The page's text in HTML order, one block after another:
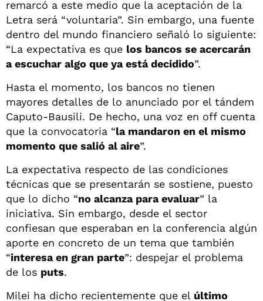
remarcó a este medio que la aceptación de la
Letra será “voluntaria”. Sin embargo, una fuente
dentro del mundo financiero señaló lo siguiente:
“La expectativa es que los bancos se acercarán
a escuchar algo que ya está decidido”.
Hasta el momento, los bancos no tienen
mayores detalles de lo anunciado por el tándem
Caputo-Bausili. De hecho, una voz en off cuenta
que la convocatoria “la mandaron en el mismo
momento que salió al aire”.
La expectativa respecto de las condiciones
técnicas que se presentarán se sostiene, puesto
que lo dicho “no alcanza para evaluar” la
iniciativa. Sin embargo, desde el sector
confiesan que esperaban en la conferencia algún
aporte en concreto de un tema que también
“interesa en gran parte”: despejar el problema
de los puts.
Milei ha dicho recientemente que el último